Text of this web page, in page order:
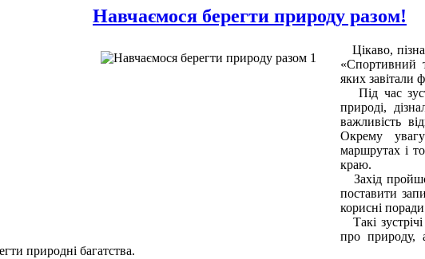
Навчаємося берегти природу разом!
Цікаво,
яких завітали
Під час
природі,
важливість
Окрему
маршрутах і
краю.
Захід
поставити
корисні поради
Такі
про природу,
природні багатства.